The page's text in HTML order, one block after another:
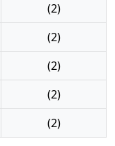
(2)
(2)
(2)
(2)
(2)